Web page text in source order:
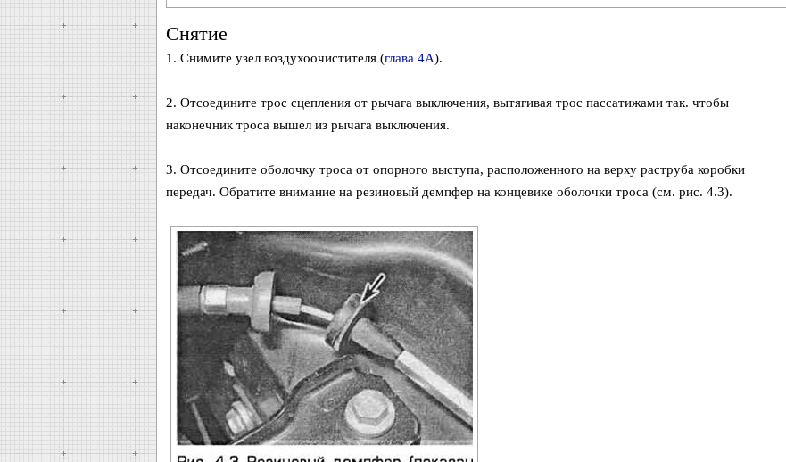
Снятие
1. Снимите узел воздухоочистителя (глава 4А).
2. Отсоедините трос сцепления от рычага выключения, вытягивая трос пассатижами так. чтобы
наконечник троса вышел из рычага выключения.
3. Отсоедините оболочку троса от опорного выступа, расположенного на верху раструба коробки
передач. Обратите внимание на резиновый демпфер на концевике оболочки троса (см. рис. 4.3).